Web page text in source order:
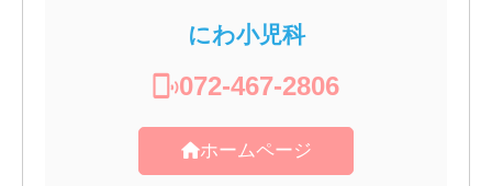
にわ小児科
072-467-2806
ホームページ